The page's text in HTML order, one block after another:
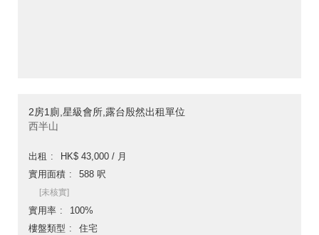
2房1廁,星級會所,露台殷然出租單位
西半山
出租
HK$ 43,000 / 月
實用面積
588 呎
[未核實]
實用率
100%
樓盤類型
住宅